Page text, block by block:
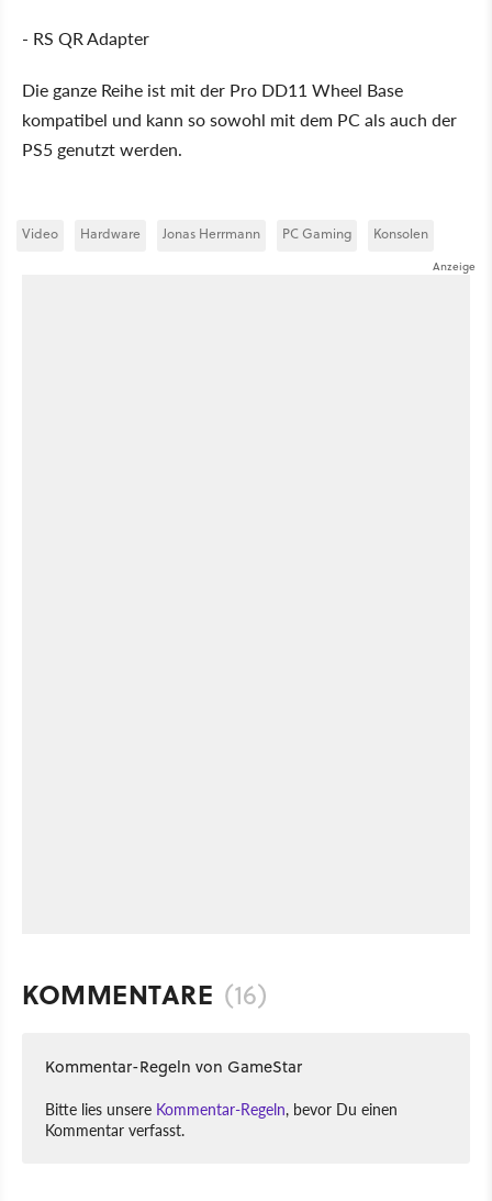
- RS QR Adapter
Die ganze Reihe ist mit der Pro DD11 Wheel Base
kompatibel und kann so sowohl mit dem PC als auch der
PS5 genutzt werden.
Video Hardware Jonas Herrmann PC Gaming Konsolen
KOMMENTARE (16)
Kommentar-Regeln von GameStar
Bitte lies unsere Kommentar-Regeln, bevor Du einen
Kommentar verfasst.